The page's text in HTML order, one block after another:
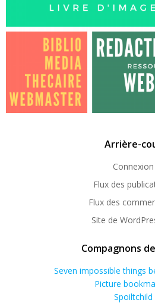
Arrière-
Connexion
Flux des
Flux des
Site de
Compagnons
Seven impossible things
Picture
Spoiltchild